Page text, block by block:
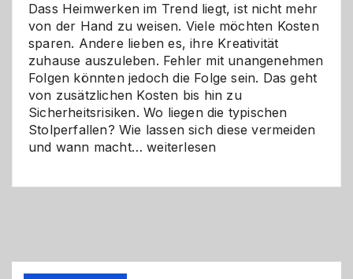
Dass Heimwerken im Trend liegt, ist nicht mehr
von der Hand zu weisen. Viele möchten Kosten
sparen. Andere lieben es, ihre Kreativität
zuhause auszuleben. Fehler mit unangenehmen
Folgen könnten jedoch die Folge sein. Das geht
von zusätzlichen Kosten bis hin zu
Sicherheitsrisiken. Wo liegen die typischen
Stolperfallen? Wie lassen sich diese vermeiden
und wann macht…Selber
weiterlesen